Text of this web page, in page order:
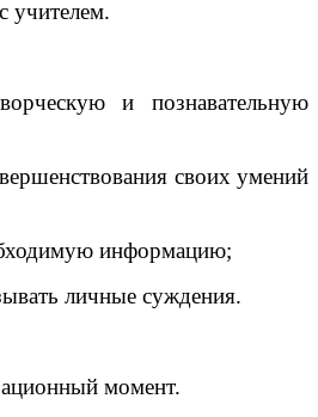
учителем.
и познавательную
своих умений
информацию;
личные суждения.
момент.